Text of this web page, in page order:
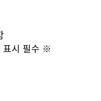
표시 필수 ※